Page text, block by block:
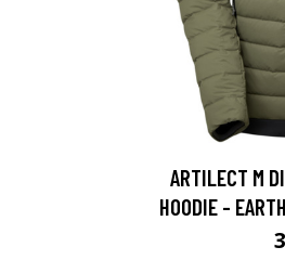
ARTILECT M
HOODIE -